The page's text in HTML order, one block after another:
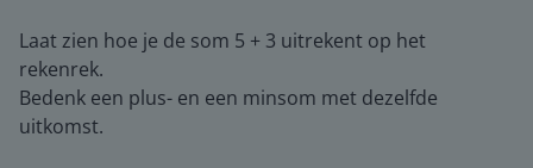
Laat zien hoe je de som 5 + 3 uitrekent op het
rekenrek.
Bedenk een plus- en een minsom met dezelfde
uitkomst.